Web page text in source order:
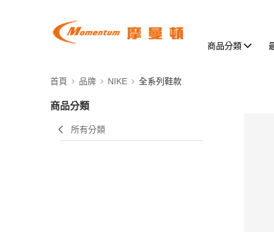
商品分類
首頁 品牌 NIKE 全系列鞋款
商品分類
所有分類